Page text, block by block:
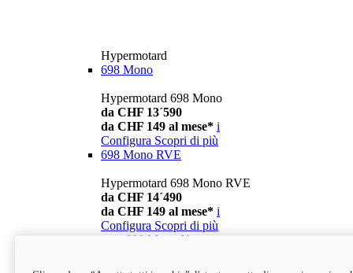
Hypermotard
698 Mono
Hypermotard 698 Mono
da CHF 13´590
da CHF 149 al mese* i
Configura Scopri di più
698 Mono RVE
Hypermotard 698 Mono RVE
da CHF 14´490
da CHF 149 al mese* i
Configura Scopri di più
698 Mono Nera
Hypermotard 698 Mono Nera